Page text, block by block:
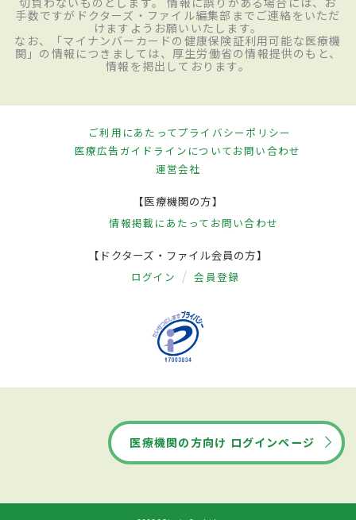
手数ですがドクターズ・ファイル編集部までご連絡をいただ
けますようお願いいたします。
なお、「マイナンバーカードの健康保険証利用可能な医療機
関」の情報につきましては、厚生労働省の情報提供のもと、
情報を掲出しております。
ご利用にあたってプライバシーポリシー
医療広告ガイドラインについてお問い合わせ
運営会社
【医療機関の方】
情報掲載にあたって お問い合わせ
【ドクターズ・ファイル会員の方】
ログイン 会員登録
医療機関の方向け ログインページ